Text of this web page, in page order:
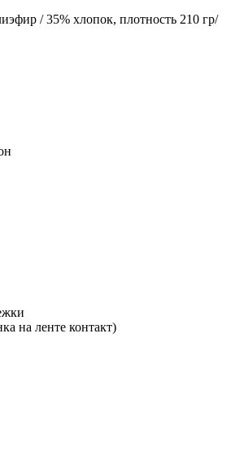
/ 35% хлопок, плотность 210 гр/
на ленте контакт)